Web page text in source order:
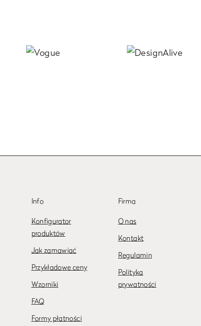
Info
Konfigurator
produktów
Jak zamawiać
Przykładowe ceny
Wzorniki
FAQ
Formy płatności
Firma
O nas
Kontakt
Regulamin
Polityka
prywatności